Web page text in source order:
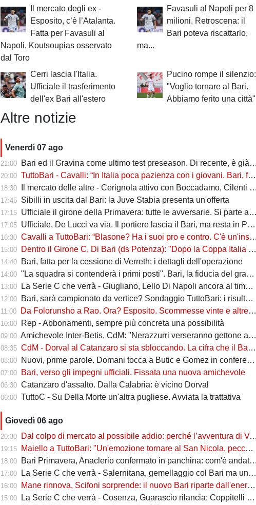
Il mercato degli ex -
Esposito, c’è l’Atalanta.
Fatta per Favasuli al
Napoli, Koutsoupias osservato
dal Toro
Favasuli al Napoli per 8
milioni. Retroscena: il
Bari poteva riscattarlo,
ma...
Cerri lascia l'Italia.
Ufficiale il trasferimento
dell'ex Bari all'estero
Pucino rompe il silenzio:
"Voglio tornare al Bari.
Abbiamo ferito una città"
Altre notizie
Venerdì 07 ago
21:00 Bari ed il Gravina come ultimo test preseason. Di recente, è già successo due volte
20:00 TuttoBari - Cavalli: “In Italia poca pazienza con i giovani. Bari, fai la cosa più bella: ti spiego come”
18:30 Il mercato delle altre - Cerignola attivo con Boccadamo, Cilenti e Padula. Casertana su Antonio Ferrara. Della Morte piace al Foggia
17:45 Sibilli in uscita dal Bari: la Juve Stabia presenta un'offerta
17:15 Ufficiale il girone della Primavera: tutte le avversarie. Si parte a settembre
17:05 Ufficiale, De Lucci va via. Il portiere lascia il Bari, ma resta in Puglia
16:30 Cavalli a TuttoBari: “Blasone? Ha i suoi pro e contro. C'è un'insidia enorme: favoriti sì, ma non basta”
15:00 Dentro il Girone C, Di Bari (ds Potenza): "Dopo la Coppa Italia vinta, vogliamo infastidire ancora. Vi nomino qualche nostro giovane"
14:40 Bari, fatta per la cessione di Verreth: i dettagli dell'operazione
14:00 "La squadra si contenderà i primi posti". Bari, la fiducia del grande ex
13:00 La Serie C che verrà - Giugliano, Lello Di Napoli ancora al timone: il re delle salvezze vuole evitare un'altra stagione da brividi
12:00 Bari, sarà campionato da vertice? Sondaggio TuttoBari: i risultati provvisori
11:00 Da Folorunsho a Rao. Ora? Esposito. Scommesse vinte e altre perse sull'asse Napoli-Bari
10:00 Rep - Abbonamenti, sempre più concreta una possibilità
09:00 Amichevole Inter-Betis, CdM: "Nerazzurri verseranno gettone al Bari. E verrà girato al Comune"
08:35 CdM - Dorval al Catanzaro si sta sbloccando. La cifra che il Bari incasserebbe
08:00 Nuovi, prime parole. Domani tocca a Butic e Gomez in conferenza
07:00 Bari, verso gli impegni ufficiali. Fissata una nuova amichevole
06:30 Catanzaro d'assalto. Dalla Calabria: è vicino Dorval
06:00 TuttoC - Su Della Morte un'altra pugliese. Avviata la trattativa
Giovedì 06 ago
20:30 Dal colpo di mercato al possibile addio: perché l’avventura di Verreth al Bari non è mai davvero sbocciata
19:15 Maiello a TuttoBari: "Un'emozione tornare al San Nicola, peccato per il poco pubblico. Bari? Ben costruito"
18:00 Bari Primavera, Anaclerio confermato in panchina: com'è andata la scorsa stagione?
17:00 La Serie C che verrà - Salernitana, gemellaggio col Bari ma una sola missione: tornare subito in Serie B
16:00 Mane rinnova, Scifoni sorprende: il nuovo Bari riparte dall'energia verde
15:00 La Serie C che verrà - Cosenza, Guarascio rilancia: Coppitelli per riportare i lupi in Serie B